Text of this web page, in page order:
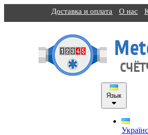
Доставка и оплата О нас
Язык